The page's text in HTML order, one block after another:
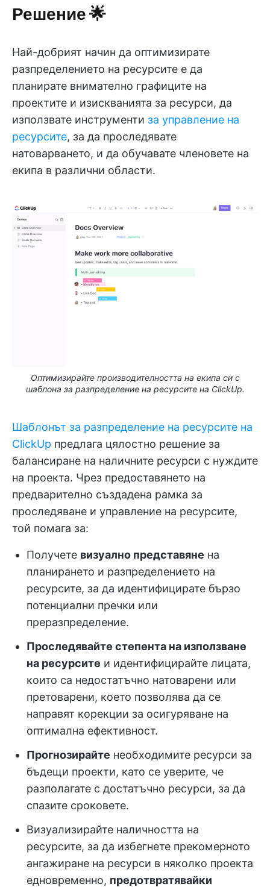
Решение🌟
Най-добрият начин да оптимизирате
разпределението на ресурсите е да
планирате внимателно графиците на
проектите и изискванията за ресурси, да
използвате инструменти за управление на
ресурсите, за да проследявате
натоварването, и да обучавате членовете на
екипа в различни области.
Оптимизирайте производителността на екипа си с
шаблона за разпределение на ресурсите на ClickUp.
Шаблонът за разпределение на ресурсите на
ClickUp предлага цялостно решение за
балансиране на наличните ресурси с нуждите
на проекта. Чрез предоставянето на
предварително създадена рамка за
проследяване и управление на ресурсите,
той помага за:
Получете визуално представяне на
планирането и разпределението на
ресурсите, за да идентифицирате бързо
потенциални пречки или
преразпределение.
Проследявайте степента на използване
на ресурсите и идентифицирайте лицата,
които са недостатъчно натоварени или
претоварени, което позволява да се
направят корекции за осигуряване на
оптимална ефективност.
Прогнозирайте необходимите ресурси за
бъдещи проекти, като се уверите, че
разполагате с достатъчно ресурси, за да
спазите сроковете.
Визуализирайте наличността на
ресурсите, за да избегнете прекомерното
ангажиране на ресурси в няколко проекта
едновременно, предотвратявайки